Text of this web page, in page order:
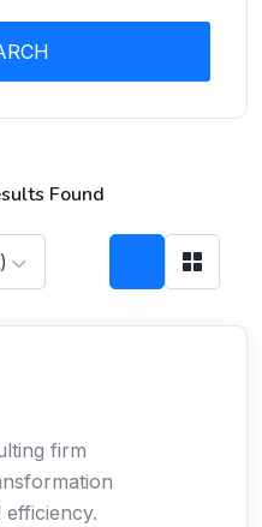
Found
firm